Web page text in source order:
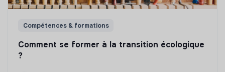
Compétences & formations
Comment se former à la transition écologique
?